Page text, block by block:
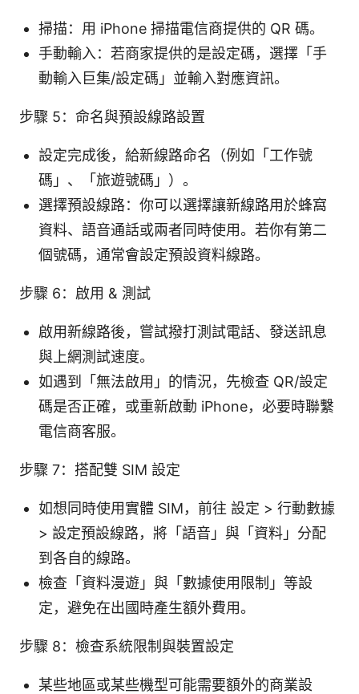
掃描：用 iPhone 掃描電信商提供的 QR 碼。
手動輸入：若商家提供的是設定碼，選擇「手
動輸入巨集/設定碼」並輸入對應資訊。
步驟 5：命名與預設線路設置
設定完成後，給新線路命名（例如「工作號
碼」、「旅遊號碼」）。
選擇預設線路：你可以選擇讓新線路用於蜂窩
資料、語音通話或兩者同時使用。若你有第二
個號碼，通常會設定預設資料線路。
步驟 6：啟用 & 測試
啟用新線路後，嘗試撥打測試電話、發送訊息
與上網測試速度。
如遇到「無法啟用」的情況，先檢查 QR/設定
碼是否正確，或重新啟動 iPhone，必要時聯繫
電信商客服。
步驟 7：搭配雙 SIM 設定
如想同時使用實體 SIM，前往 設定 > 行動數據
> 設定預設線路，將「語音」與「資料」分配
到各自的線路。
檢查「資料漫遊」與「數據使用限制」等設
定，避免在出國時產生額外費用。
步驟 8：檢查系統限制與裝置設定
某些地區或某些機型可能需要額外的商業設